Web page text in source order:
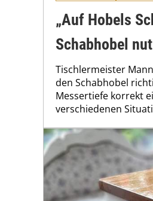
„Auf Hobels
Schabhobel
Tischlermeister
den Schabhobel
Messertiefe korrekt
verschiedenen